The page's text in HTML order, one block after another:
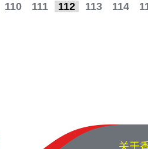
110 111 112 113 114